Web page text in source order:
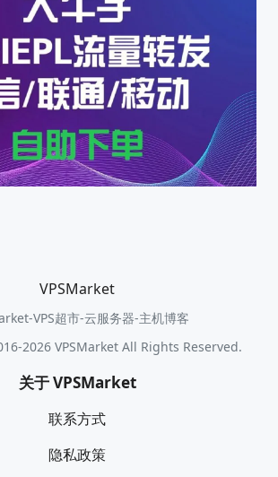
VPSMarket
VPS超市-云服务器-主机博客
2026 VPSMarket All Rights Reserved.
关于 VPSMarket
联系方式
隐私政策